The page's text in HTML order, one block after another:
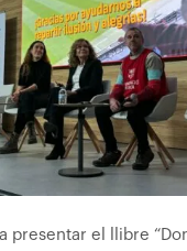
presentar el llibre